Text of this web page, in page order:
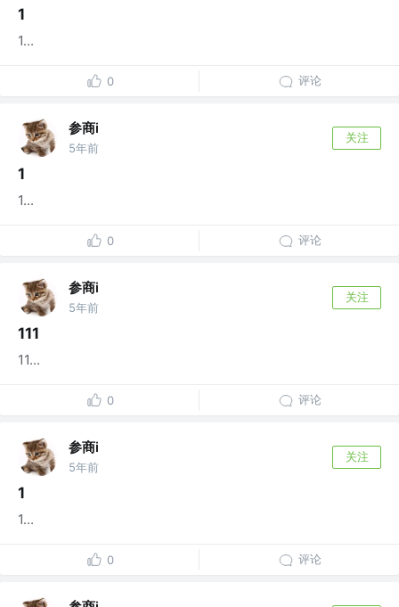
1
1...
0 评论
参商i
5年前
关注
1
1...
0 评论
参商i
5年前
关注
111
11...
0 评论
参商i
5年前
关注
1
1...
0 评论